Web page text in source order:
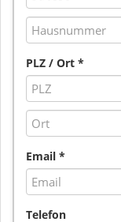
PLZ / Ort *
Email *
Telefon